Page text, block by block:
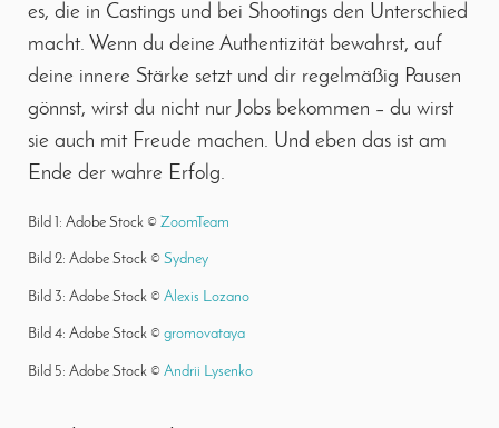
es, die in Castings und bei Shootings den Unterschied
macht. Wenn du deine Authentizität bewahrst, auf
deine innere Stärke setzt und dir regelmäßig Pausen
gönnst, wirst du nicht nur Jobs bekommen – du wirst
sie auch mit Freude machen. Und eben das ist am
Ende der wahre Erfolg.
Bild 1: Adobe Stock © ZoomTeam
Bild 2: Adobe Stock © Sydney
Bild 3: Adobe Stock © Alexis Lozano
Bild 4: Adobe Stock © gromovataya
Bild 5: Adobe Stock © Andrii Lysenko